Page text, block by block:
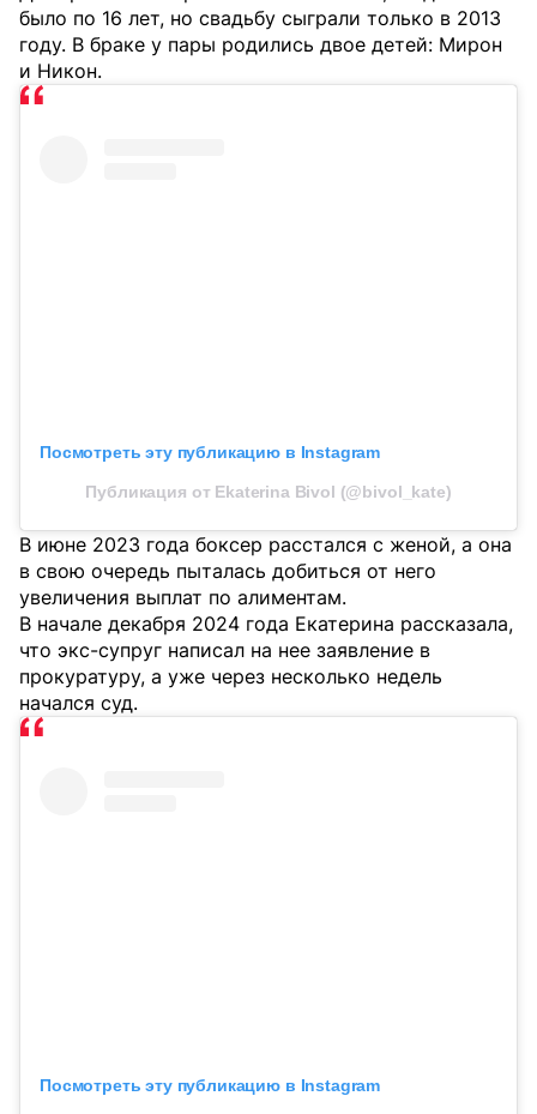
было по 16 лет, но свадьбу сыграли только в 2013
году. В браке у пары родились двое детей: Мирон
и Никон.
Посмотреть эту публикацию в Instagram
Публикация от Ekaterina Bivol (@bivol_kate)
В июне 2023 года боксер расстался с женой, а она
в свою очередь пыталась добиться от него
увеличения выплат по алиментам.
В начале декабря 2024 года Екатерина рассказала,
что экс-супруг написал на нее заявление в
прокуратуру, а уже через несколько недель
начался суд.
Посмотреть эту публикацию в Instagram